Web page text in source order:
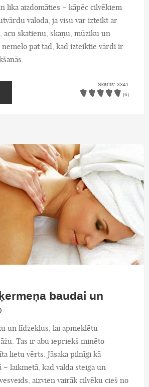
lika aizdomāties – kāpēc cilvēkiem
valoda, ja visu var izteikt ar
acu skatienu, skaņu, mūziku un
pat tad, kad izteiktie vārdi ir
Skatīts: 3341
(6)
baudai un
un līdzekļus, lai apmeklētu
Tas ir abu iepriekš minēto
lietu vērts. Jāsaka pilnīgi kā
– laikmetā, kad valda steiga un
aizvien vairāk cilvēku cieš no